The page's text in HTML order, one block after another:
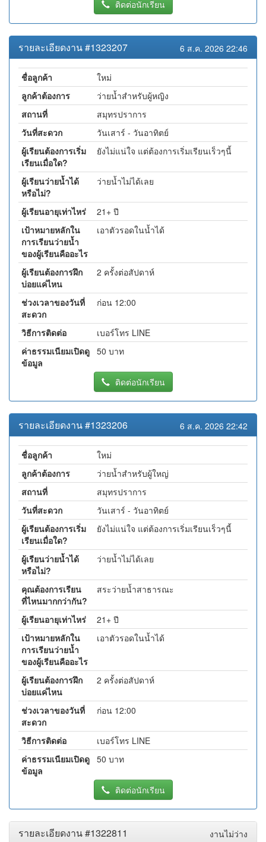
ติดต่อนักเรียน
6 ส.ค. 2026 22:46
รายละเอียดงาน #1323207
ชื่อลูกค้า
ใหม่
ลูกค้าต้องการ
ว่ายน้ำสำหรับผู้หญิง
สถานที่
สมุทรปราการ
วันที่สะดวก
วันเสาร์ - วันอาทิตย์
ผู้เรียนต้องการเริ่ม
เรียนเมื่อใด?
ยังไม่แน่ใจ แต่ต้องการเริ่มเรียนเร็วๆนี้
ผู้เรียนว่ายน้ำได้
หรือไม่?
ว่ายน้ำไม่ได้เลย
ผู้เรียนอายุเท่าไหร่
21+ ปี
เป้าหมายหลักใน
การเรียนว่ายน้ำ
ของผู้เรียนคืออะไร
เอาตัวรอดในน้ำได้
ผู้เรียนต้องการฝึก
บ่อยแค่ไหน
2 ครั้งต่อสัปดาห์
ช่วงเวลาของวันที่
สะดวก
ก่อน 12:00
วิธีการติดต่อ
เบอร์โทร LINE
ค่าธรรมเนียมเปิดดู
ข้อมูล
50 บาท
ติดต่อนักเรียน
6 ส.ค. 2026 22:42
รายละเอียดงาน #1323206
ชื่อลูกค้า
ใหม่
ลูกค้าต้องการ
ว่ายน้ำสำหรับผู้ใหญ่
สถานที่
สมุทรปราการ
วันที่สะดวก
วันเสาร์ - วันอาทิตย์
ผู้เรียนต้องการเริ่ม
เรียนเมื่อใด?
ยังไม่แน่ใจ แต่ต้องการเริ่มเรียนเร็วๆนี้
ผู้เรียนว่ายน้ำได้
หรือไม่?
ว่ายน้ำไม่ได้เลย
คุณต้องการเรียน
ที่ไหนมากกว่ากัน?
สระว่ายน้ำสาธารณะ
ผู้เรียนอายุเท่าไหร่
21+ ปี
เป้าหมายหลักใน
การเรียนว่ายน้ำ
ของผู้เรียนคืออะไร
เอาตัวรอดในน้ำได้
ผู้เรียนต้องการฝึก
บ่อยแค่ไหน
2 ครั้งต่อสัปดาห์
ช่วงเวลาของวันที่
สะดวก
ก่อน 12:00
วิธีการติดต่อ
เบอร์โทร LINE
ค่าธรรมเนียมเปิดดู
ข้อมูล
50 บาท
ติดต่อนักเรียน
งานไม่ว่าง
รายละเอียดงาน #1322811